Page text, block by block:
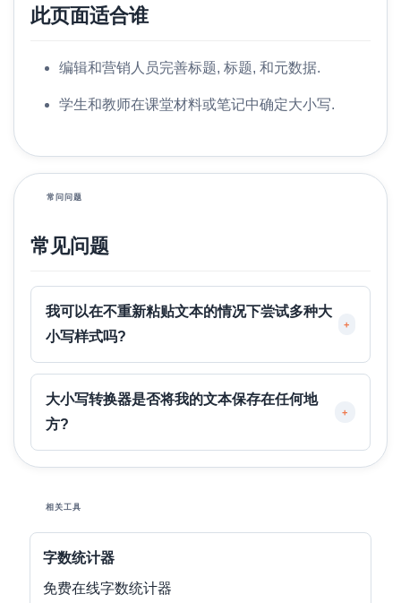
此页面适合谁
编辑和营销人员完善标题, 标题, 和元数据.
学生和教师在课堂材料或笔记中确定大小写.
常问问题
常见问题
我可以在不重新粘贴文本的情况下尝试多种大
小写样式吗?
+
大小写转换器是否将我的文本保存在任何地
方?
+
相关工具
字数统计器
免费在线字数统计器